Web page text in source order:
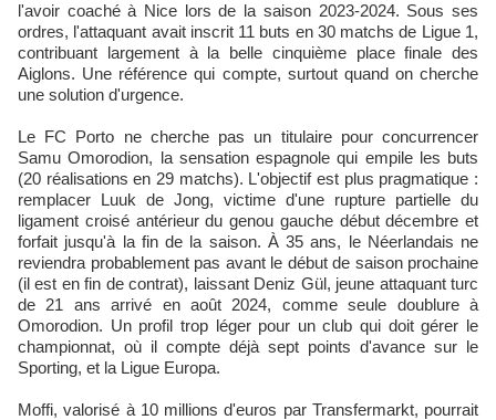
l'avoir coaché à Nice lors de la saison 2023-2024. Sous ses
ordres, l'attaquant avait inscrit 11 buts en 30 matchs de Ligue 1,
contribuant largement à la belle cinquième place finale des
Aiglons. Une référence qui compte, surtout quand on cherche
une solution d'urgence.
Le FC Porto ne cherche pas un titulaire pour concurrencer
Samu Omorodion, la sensation espagnole qui empile les buts
(20 réalisations en 29 matchs). L'objectif est plus pragmatique :
remplacer Luuk de Jong, victime d'une rupture partielle du
ligament croisé antérieur du genou gauche début décembre et
forfait jusqu'à la fin de la saison. À 35 ans, le Néerlandais ne
reviendra probablement pas avant le début de saison prochaine
(il est en fin de contrat), laissant Deniz Gül, jeune attaquant turc
de 21 ans arrivé en août 2024, comme seule doublure à
Omorodion. Un profil trop léger pour un club qui doit gérer le
championnat, où il compte déjà sept points d'avance sur le
Sporting, et la Ligue Europa.
Moffi, valorisé à 10 millions d'euros par Transfermarkt, pourrait